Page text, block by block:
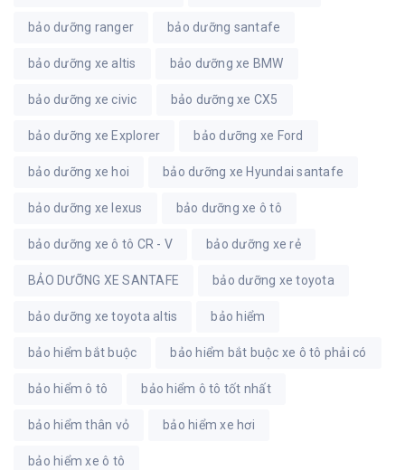
bảo dưỡng ranger bảo dưỡng santafe
bảo dưỡng xe altis bảo dưỡng xe BMW
bảo dưỡng xe civic bảo dưỡng xe CX5
bảo dưỡng xe Explorer bảo dưỡng xe Ford
bảo dưỡng xe hoi bảo dưỡng xe Hyundai santafe
bảo dưỡng xe lexus bảo dưỡng xe ô tô
bảo dưỡng xe ô tô CR - V bảo dưỡng xe rẻ
BẢO DƯỠNG XE SANTAFE bảo dưỡng xe toyota
bảo dưỡng xe toyota altis bảo hiểm
bảo hiểm bắt buộc bảo hiểm bắt buộc xe ô tô phải có
bảo hiểm ô tô bảo hiểm ô tô tốt nhất
bảo hiểm thân vỏ bảo hiểm xe hơi
bảo hiểm xe ô tô